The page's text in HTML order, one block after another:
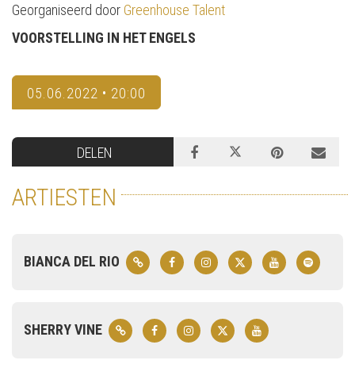
Georganiseerd door Greenhouse Talent
VOORSTELLING IN HET ENGELS
05.06.2022 • 20:00
DELEN
ARTIESTEN
BIANCA DEL RIO
SHERRY VINE